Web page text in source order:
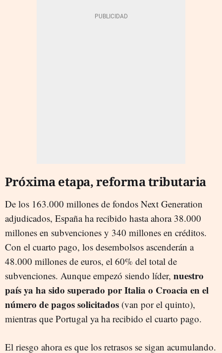
Próxima etapa, reforma tributaria
De los 163.000 millones de fondos Next Generation
adjudicados, España ha recibido hasta ahora 38.000
millones en subvenciones y 340 millones en créditos.
Con el cuarto pago, los desembolsos ascenderán a
48.000 millones de euros, el 60% del total de
subvenciones. Aunque empezó siendo líder, nuestro
país ya ha sido superado por Italia o Croacia en el
número de pagos solicitados (van por el quinto),
mientras que Portugal ya ha recibido el cuarto pago.
El riesgo ahora es que los retrasos se sigan acumulando.